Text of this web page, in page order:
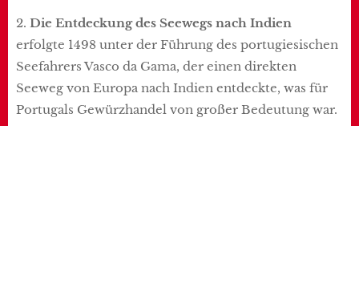
2. Die Entdeckung des Seewegs nach Indien
erfolgte 1498 unter der Führung des portugiesischen
Seefahrers Vasco da Gama, der einen direkten
Seeweg von Europa nach Indien entdeckte, was für
Portugals Gewürzhandel von großer Bedeutung war.